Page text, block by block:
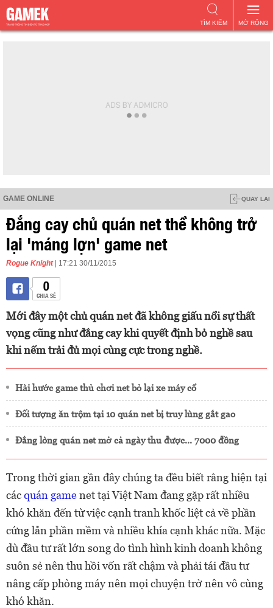
MỞ RỘNG
TÌM KIẾM
GAME ONLINE QUAY LẠI
Đắng cay chủ quán net thề không trở
lại 'máng lợn' game net
Rogue Knight | 17:21 30/11/2015
0
CHIA SẺ
Mới đây một chủ quán net đã không giấu nổi sự thất
vọng cũng như đắng cay khi quyết định bỏ nghề sau
khi nếm trải đủ mọi cùng cực trong nghề.
Hài hước game thủ chơi net bỏ lại xe máy cổ
Đối tượng ăn trộm tại 10 quán net bị truy lùng gắt gao
Đắng lòng quán net mở cả ngày thu được... 7000 đồng
Trong thời gian gần đây chúng ta đều biết rằng hiện tại
cácquán gamenet tại Việt Nam đang gặp rất nhiều
khó khăn đến từ việc cạnh tranh khốc liệt cả về phần
cứng lẫn phần mềm và nhiều khía cạnh khác nữa. Mặc
dù đầu tư rất lớn song do tình hình kinh doanh không
suôn sẻ nên thu hồi vốn rất chậm và phải tái đầu tư
nâng cấp phòng máy nên mọi chuyện trở nên vô cùng
khó khăn.